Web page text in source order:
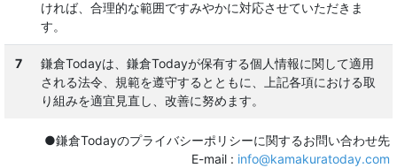
ければ、合理的な範囲ですみやかに対応させていただきま
す。
7
鎌倉Todayは、鎌倉Todayが保有する個人情報に関して適用
される法令、規範を遵守するとともに、上記各項における取
り組みを適宜見直し、改善に努めます。
●鎌倉Todayのプライバシーポリシーに関するお問い合わせ先
E-mail : info@kamakuratoday.com